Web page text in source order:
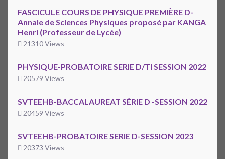
FASCICULE COURS DE PHYSIQUE PREMIÈRE D-
Annale de Sciences Physiques proposé par KANGA
Henri (Professeur de Lycée)
21310 Views
PHYSIQUE-PROBATOIRE SERIE D/TI SESSION 2022
20579 Views
SVTEEHB-BACCALAUREAT SÉRIE D -SESSION 2022
20459 Views
SVTEEHB-PROBATOIRE SERIE D-SESSION 2023
20373 Views